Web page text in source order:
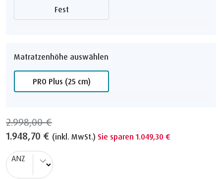
Fest
Matratzenhöhe auswählen
PRO Plus (25 cm)
2.998,00 €
1.948,70 € (inkl. MwSt.) Sie sparen 1.049,30 €
ANZ